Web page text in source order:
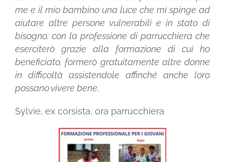
me e il mio bambino una luce che mi spinge ad
aiutare altre persone vulnerabili e in stato di
bisogno: con la professione di parrucchiera che
eserciterò grazie alla formazione di cui ho
beneficiato, formerò gratuitamente altre donne
in difficoltà assistendole affinché anche loro
possano vivere bene.
Sylvie, ex corsista, ora parrucchiera